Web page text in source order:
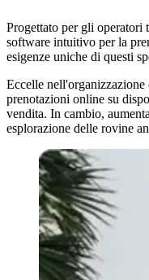
Progettato per gli
software intuitivo per la
esigenze uniche di questi
Eccelle
prenotazioni online su
vendita. In cambio,
esplorazione delle rovine